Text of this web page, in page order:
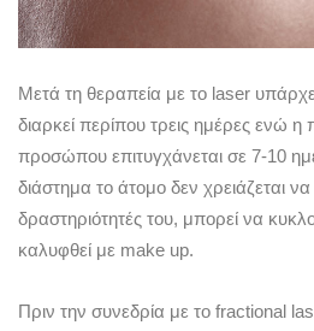
Μετά τη θεραπεία με το laser
διαρκεί περίπου τρεις ημέρες ενώ
προσώπου επιτυγχάνεται σε 7-10
διάστημα το άτομο δεν χρειάζεται
δραστηριότητές του, μπορεί να
καλυφθεί με make up.
Πριν την συνεδρία με το fractional